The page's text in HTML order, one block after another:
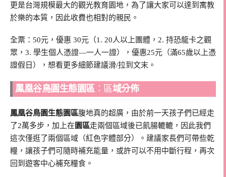
更是台灣規模最大的觀光教育園地，為了讓大家可以達到寓教
於樂的本質，因此收費也相對的親民。
全票：50元，優惠 30元（1. 20人以上團體，2. 持恐龍卡之觀
眾，3. 學生個人憑證—一人一證），優惠25元（滿65歲以上憑
證假日），想看更多細節建議滑/拉到文末。
鳳凰谷鳥園生態園區 ：區域分佈
鳳凰谷鳥園生態園區腹地真的超廣，由於前一天孩子們已經走
了2萬多步，加上在 園區走兩個區域後已飢腸轆轆，因此我們
這次僅逛了兩個區域（紅色字體部分）。建議家長們可帶些乾
糧，讓孩子們可隨時補充能量，或許可以不用中斷行程，再次
回到遊客中心補充糧食。